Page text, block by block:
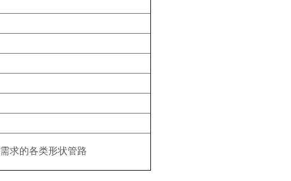
求的各类形状管路